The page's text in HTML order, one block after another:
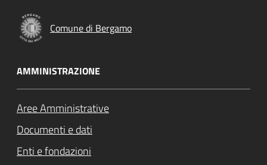
Comune di Bergamo
AMMINISTRAZIONE
Aree Amministrative
Documenti e dati
Enti e fondazioni